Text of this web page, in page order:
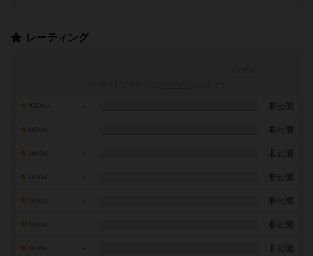
レーティング
- 非公開
- 非公開
- 非公開
7点の人 - 非公開
- 非公開
- 非公開
- 非公開